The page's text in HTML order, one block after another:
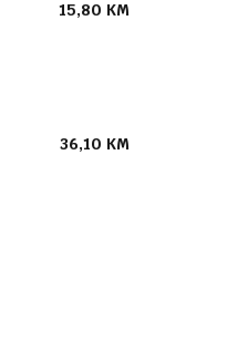
15,80 KM
36,10 KM